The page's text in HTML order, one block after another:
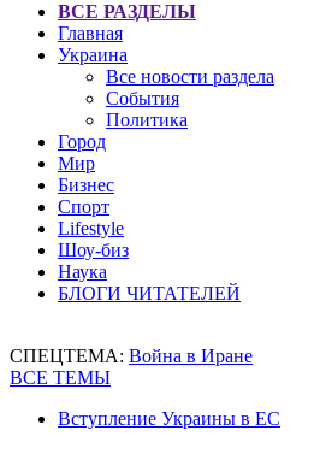
ВСЕ РАЗДЕЛЫ
Главная
Украина
Все новости раздела
События
Политика
Город
Мир
Бизнес
Спорт
Lifestyle
Шоу-биз
Наука
БЛОГИ ЧИТАТЕЛЕЙ
СПЕЦТЕМА: Война в Иране
ВСЕ ТЕМЫ
Вступление Украины в ЕС